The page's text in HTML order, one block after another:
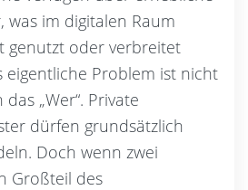
im digitalen Raum
genutzt oder verbreitet
eigentliche Problem ist nicht
„Wer“. Private
dürfen grundsätzlich
Doch wenn zwei
Großteil des